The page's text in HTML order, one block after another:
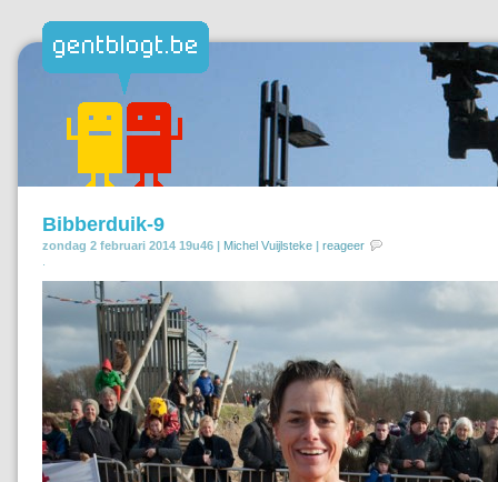
Bibberduik-9
zondag 2 februari 2014 19u46 | Michel Vuijlsteke | reageer